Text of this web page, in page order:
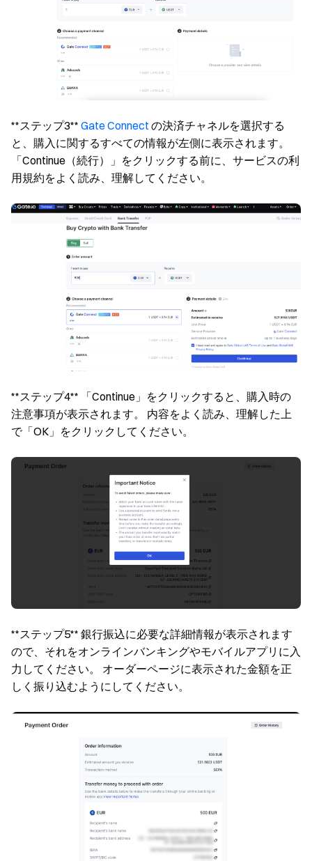
**ステップ3** Gate Connect の決済チャネルを選択する
と、購入に関するすべての情報が左側に表示されます。
「Continue（続行）」をクリックする前に、サービスの利
用規約をよく読み、理解してください。
**ステップ4** 「Continue」をクリックすると、購入時の
注意事項が表示されます。 内容をよく読み、理解した上
で「OK」をクリックしてください。
**ステップ5** 銀行振込に必要な詳細情報が表示されます
ので、それをオンラインバンキングやモバイルアプリに入
力してください。 オーダーページに表示された金額を正
しく振り込むようにしてください。